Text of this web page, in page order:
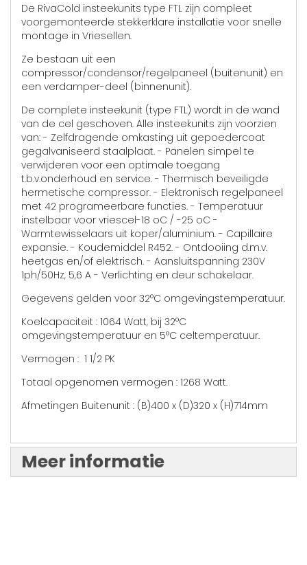
De RivaCold insteekunits type FTL zijn compleet
voorgemonteerde stekkerklare installatie voor snelle
montage in Vriesellen.
Ze bestaan uit een
compressor/condensor/regelpaneel (buitenunit) en
een verdamper-deel (binnenunit).
De complete insteekunit (type FTL) wordt in de wand
van de cel geschoven. Alle insteekunits zijn voorzien
van: - Zelfdragende omkasting uit gepoedercoat
gegalvaniseerd staalplaat. - Panelen simpel te
verwijderen voor een optimale toegang
t.b.v.onderhoud en service. - Thermisch beveiligde
hermetische compressor. - Elektronisch regelpaneel
met 42 programeerbare functies. - Temperatuur
instelbaar voor vriescel-18 oC / -25 oC -
Warmtewisselaars uit koper/aluminium. - Capillaire
expansie. - Koudemiddel R452. - Ontdooiing d.m.v.
heetgas en/of elektrisch. - Aansluitspanning 230V
1ph/50Hz, 5,6 A - Verlichting en deur schakelaar.
Gegevens gelden voor 32°C omgevingstemperatuur.
Koelcapaciteit : 1064 Watt, bij 32°C
omgevingstemperatuur en 5°C celtemperatuur.
Vermogen : 1 1/2 PK
Totaal opgenomen vermogen : 1268 Watt.
Afmetingen Buitenunit : (B)400 x (D)320 x (H)714mm
Meer informatie